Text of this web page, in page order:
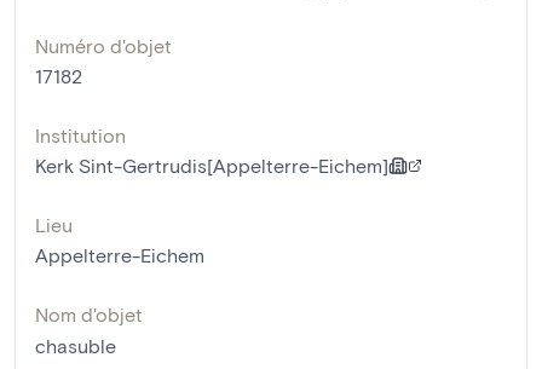
Numéro d'objet
17182
Institution
Kerk Sint-Gertrudis[Appelterre-Eichem]
Lieu
Appelterre-Eichem
Nom d'objet
chasuble